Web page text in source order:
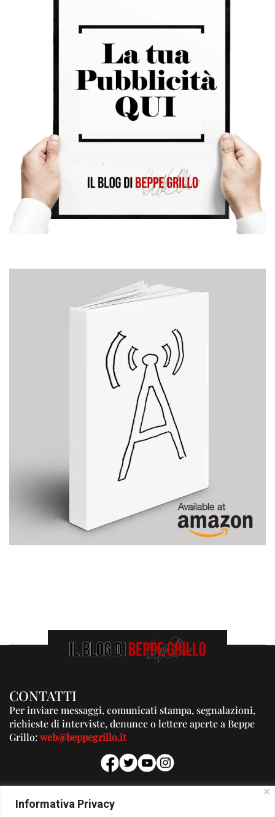
Informativa Privacy
CONTATTI
Per inviare messaggi, comunicati stampa, segnalazioni,
richieste di interviste, denunce o lettere aperte a Beppe
Grillo:web@beppegrillo.it
PUBBLICITA'
Per la tua pubblicità su questo Blog: